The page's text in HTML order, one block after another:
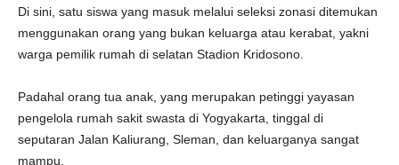
Di sini, satu siswa yang masuk melalui seleksi zonasi ditemukan
menggunakan orang yang bukan keluarga atau kerabat, yakni
warga pemilik rumah di selatan Stadion Kridosono.
Padahal orang tua anak, yang merupakan petinggi yayasan
pengelola rumah sakit swasta di Yogyakarta, tinggal di
seputaran Jalan Kaliurang, Sleman, dan keluarganya sangat
mampu.